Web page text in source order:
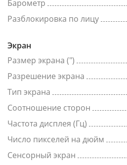
Барометр
Разблокировка по лицу
Экран
Размер экрана (")
Разрешение экрана
Тип экрана
Соотношение сторон
Частота дисплея (Гц)
Число пикселей на дюйм
Сенсорный экран